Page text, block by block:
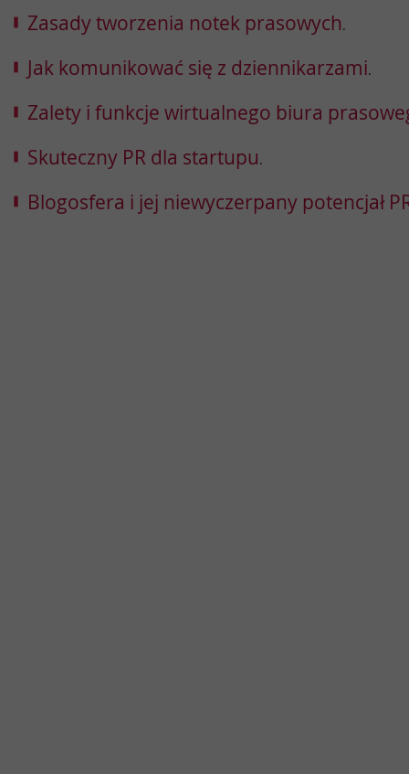
Zasady tworzenia notek prasowych.
Jak komunikować się z dziennikarzami.
Zalety i funkcje wirtualnego biura
Skuteczny PR dla startupu.
Blogosfera i jej niewyczerpany potencjał